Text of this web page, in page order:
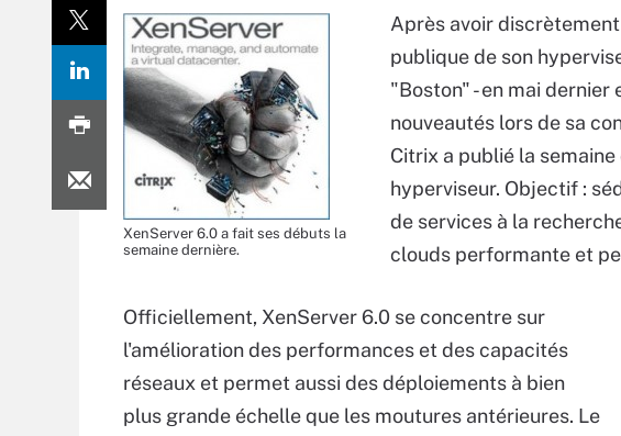
XenServer 6.0 a fait ses débuts la
semaine dernière.
Après avoir
publique de son
"Boston" - en mai
nouveautés lors de sa
Citrix a publié la
hyperviseur. Objectif :
de services à la
clouds performante et
Officiellement, XenServer 6.0 se concentre sur
l'amélioration des performances et des capacités
réseaux et permet aussi des déploiements à bien
plus grande échelle que les moutures antérieures. Le